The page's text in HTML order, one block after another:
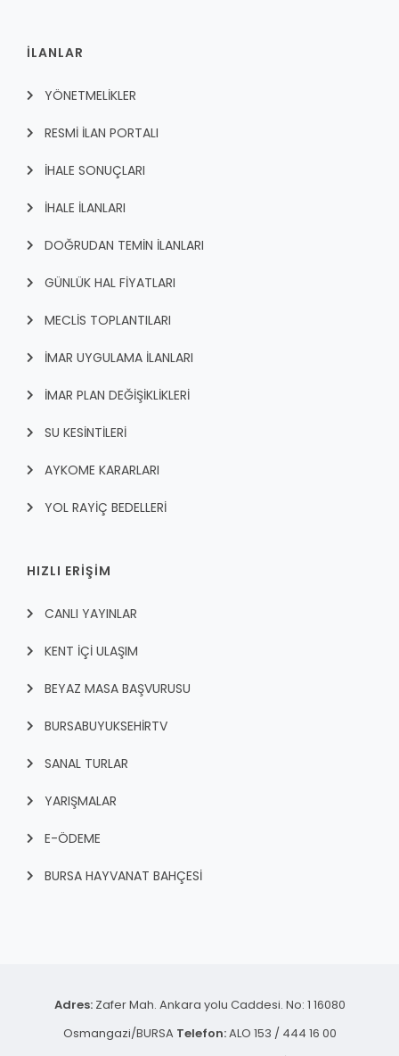
İLANLAR
YÖNETMELİKLER
RESMİ İLAN PORTALI
İHALE SONUÇLARI
İHALE İLANLARI
DOĞRUDAN TEMİN İLANLARI
GÜNLÜK HAL FİYATLARI
MECLİS TOPLANTILARI
İMAR UYGULAMA İLANLARI
İMAR PLAN DEĞİŞİKLİKLERİ
SU KESİNTİLERİ
AYKOME KARARLARI
YOL RAYİÇ BEDELLERİ
HIZLI ERİŞİM
CANLI YAYINLAR
KENT İÇI ULAŞIM
BEYAZ MASA BAŞVURUSU
BURSABUYUKSEHIRTV
SANAL TURLAR
YARIŞMALAR
E-ÖDEME
BURSA HAYVANAT BAHÇESİ
Adres:Zafer Mah. Ankara yolu Caddesi. No: 1 16080
Osmangazi/BURSA Telefon:ALO 153 / 444 16 00